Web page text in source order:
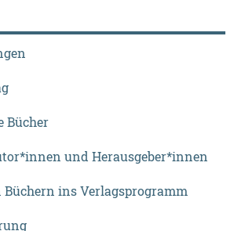
Bücher
und Herausgeber*innen
ins Verlagsprogramm